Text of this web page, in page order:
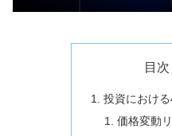
目次
投資におけ
価格変動